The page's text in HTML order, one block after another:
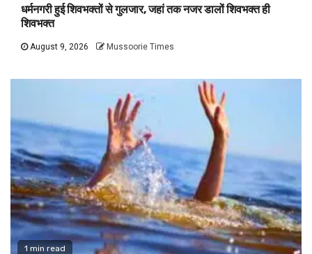
धर्मनगरी हुई शिवभक्तों से गुलजार, जहां तक नजर डालों शिवभक्त ही
शिवभक्त
August 9, 2026 Mussoorie Times
1 min read